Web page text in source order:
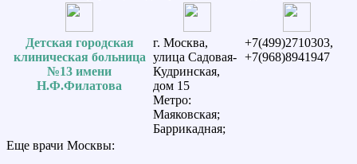
Детская городская
клиническая больница
№13 имени
Н.Ф.Филатова
г. Москва,
улица Садовая-
Кудринская,
дом 15
Метро:
Маяковская;
Баррикадная;
+7(499)2710303,
+7(968)8941947
Еще врачи Москвы: